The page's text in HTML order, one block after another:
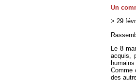
Un
> 29
Le 8
acquis,
Comme
des